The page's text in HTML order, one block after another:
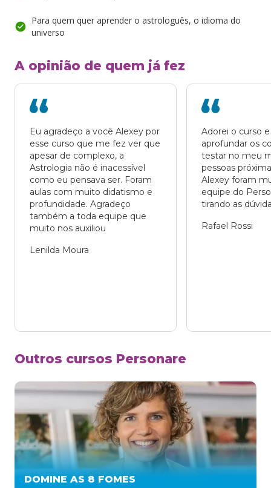
Para quem quer aprender o astrologuês, o idioma do
universo
A opinião de quem já fez
Eu agradeço a você Alexey por
esse curso que me fez ver que
apesar de complexo, a
Astrologia não é inacessível
como eu pensava ser. Foram
aulas com muito didatismo e
profundidade. Agradeço
também a toda equipe que
muito nos auxiliou
Lenilda Moura
Adorei o curso
aprofundar os
testar no meu
pessoas
Alexey foram
equipe do
tirando as
Rafael Rossi
Outros cursos Personare
DOMINE AS 8 FOMES